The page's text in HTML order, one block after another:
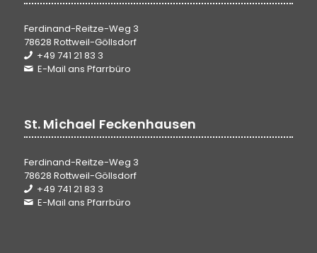
Ferdinand-Reitze-Weg 3
78628 Rottweil-Göllsdorf
+49 741 21 83 3
E-Mail ans Pfarrbüro
St. Michael Feckenhausen
Ferdinand-Reitze-Weg 3
78628 Rottweil-Göllsdorf
+49 741 21 83 3
E-Mail ans Pfarrbüro